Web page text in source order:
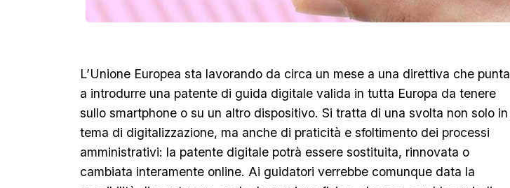
L’Unione Europea sta lavorando da circa un mese a una direttiva che punta
a introdurre una patente di guida digitale valida in tutta Europa da tenere
sullo smartphone o su un altro dispositivo. Si tratta di una svolta non solo in
tema di digitalizzazione, ma anche di praticità e sfoltimento dei processi
amministrativi: la patente digitale potrà essere sostituita, rinnovata o
cambiata interamente online. Ai guidatori verrebbe comunque data la